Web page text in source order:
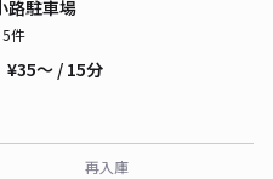
路駐車場
件
¥35〜 / 15分
再入庫